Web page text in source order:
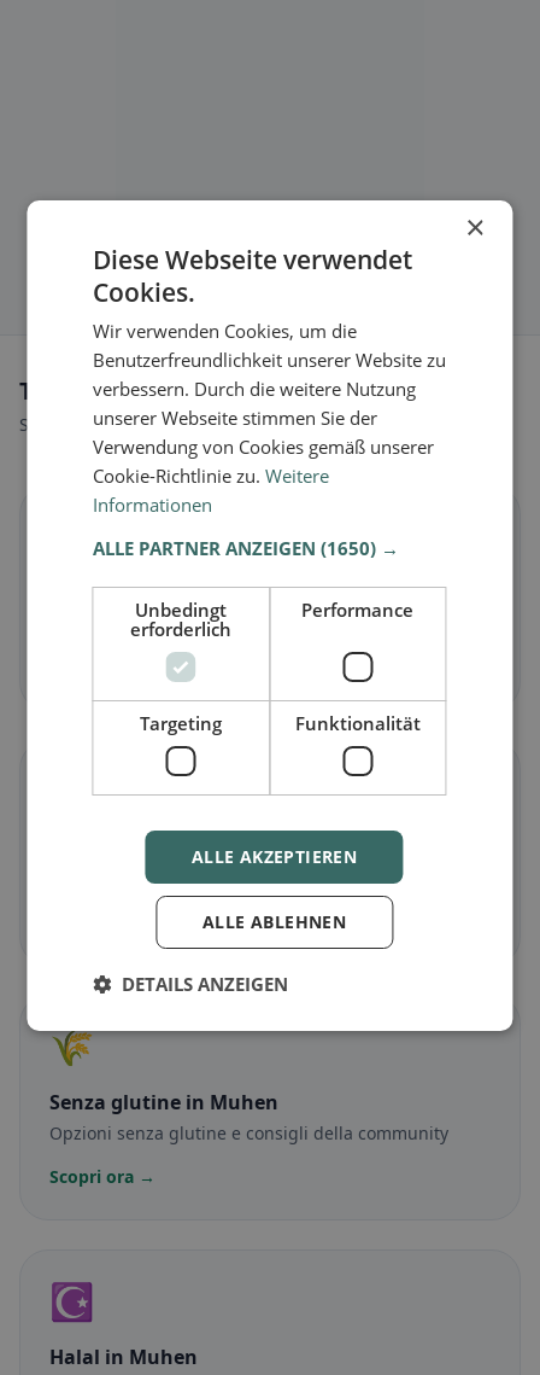
Tipi di alimentazione a Muhen
Scopri ristoranti adatti al tuo stile alimentare.
Veganoin Muhen
Piatti vegetali e cucina vegana
🥕
Vegetariano in Muhen
Piatti senza carne e classici vegetariani
🌾
Senza glutine in Muhen
Opzioni senza glutine e consigli della community
Scopri ora →
☪️
Halal in Muhen
×
Diese Webseite verwendet
Cookies.
Wir verwenden Cookies, um die
Benutzerfreundlichkeit unserer Website zu
verbessern. Durch die weitere Nutzung
unserer Webseite stimmen Sie der
Verwendung von Cookies gemäß unserer
Cookie-Richtlinie zu.Weitere
Informationen
ALLE PARTNER ANZEIGEN(1650) →
Unbedingt
erforderlich
Performance
Targeting Funktionalität
ALLE AKZEPTIEREN
ALLE ABLEHNEN
DETAILS ANZEIGEN